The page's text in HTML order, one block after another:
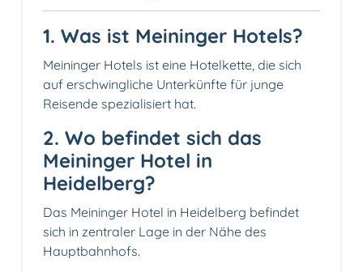
1. Was ist Meininger Hotels?
Meininger Hotels ist eine Hotelkette, die sich
auf erschwingliche Unterkünfte für junge
Reisende spezialisiert hat.
2. Wo befindet sich das
Meininger Hotel in
Heidelberg?
Das Meininger Hotel in Heidelberg befindet
sich in zentraler Lage in der Nähe des
Hauptbahnhofs.